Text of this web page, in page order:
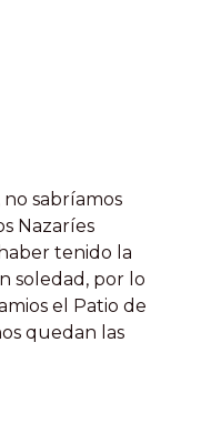
sabríamos
Nazaríes
tenido la
soledad, por lo
el Patio de
quedan las